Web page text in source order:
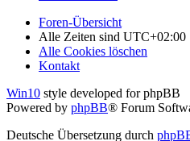
Foren-Übersicht
Alle Zeiten sind UTC+02:00
Alle Cookies löschen
Kontakt
Win10 style developed for phpBB
Powered by phpBB® Forum
Deutsche Übersetzung durch